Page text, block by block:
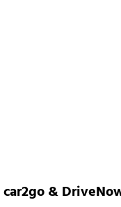
car2go &